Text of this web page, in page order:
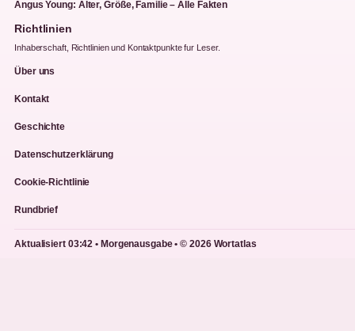
Angus Young: Alter, Größe, Familie – Alle Fakten
Richtlinien
Inhaberschaft, Richtlinien und Kontaktpunkte fur Leser.
Über uns
Kontakt
Geschichte
Datenschutzerklärung
Cookie-Richtlinie
Rundbrief
Aktualisiert 03:42 • Morgenausgabe • © 2026 Wortatlas